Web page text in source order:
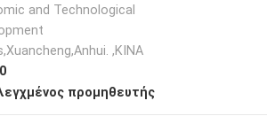
and Technological
,ΚΙΝΑ
προμηθευτής